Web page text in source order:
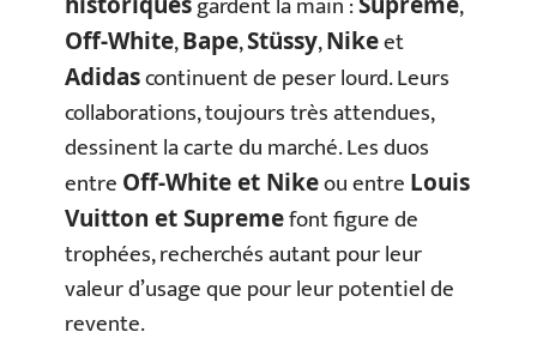
Off-White,Bape,Stüssy,Nikeet
Adidascontinuent de peser lourd. Leurs
collaborations, toujours très attendues,
dessinent la carte du marché. Les duos
entre Off-White et Nikeou entre Louis
Vuitton et Supremefont figure de
trophées, recherchés autant pour leur
valeur d’usage que pour leur potentiel de
revente.